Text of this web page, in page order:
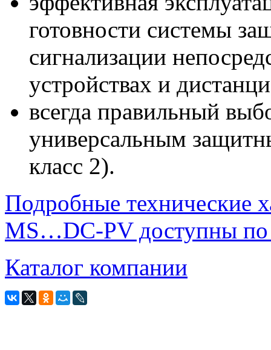
готовности системы
сигнализации
устройствах и
всегда правильный
универсальным
класс 2).
Подробные технические
MS…DC-PV доступны по
Каталог компании